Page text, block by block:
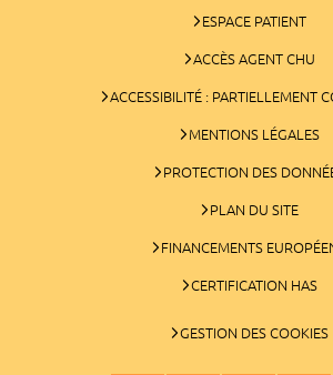
ESPACE PATIENT
ACCÈS AGENT CHU
ACCESSIBILITÉ : PARTIELLEMENT
MENTIONS LÉGALES
PROTECTION DES
PLAN DU SITE
FINANCEMENTS
CERTIFICATION HAS
GESTION DES COOKIES